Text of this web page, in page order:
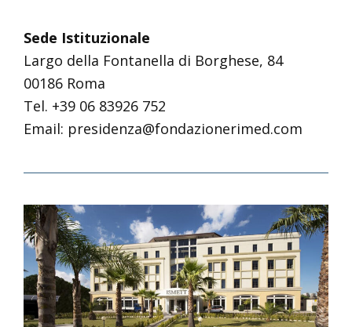
Sede Istituzionale
Largo della Fontanella di Borghese, 84
00186 Roma
Tel. +39 06 83926 752
Email: presidenza@fondazionerimed.com